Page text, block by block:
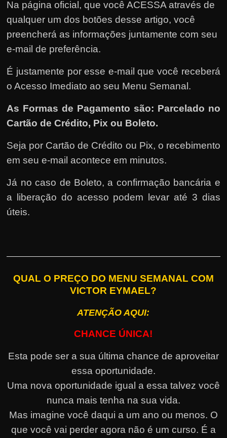
Na página oficial, que você ACESSA através de
qualquer um dos botões desse artigo, você
preencherá as informações juntamente com seu
e-mail de preferência.
É justamente por esse e-mail que você receberá
o Acesso Imediato ao seu Menu Semanal.
As Formas de Pagamento são: Parcelado no
Cartão de Crédito, Pix ou Boleto.
Seja por Cartão de Crédito ou Pix, o recebimento
em seu e-mail acontece em minutos.
Já no caso de Boleto, a confirmação bancária e
a liberação do acesso podem levar até 3 dias
úteis.
QUAL O PREÇO DO MENU SEMANAL COM
VICTOR EYMAEL?
ATENÇÃO AQUI:
CHANCE ÚNICA!
Esta pode ser a sua última chance de aproveitar
essa oportunidade.
Uma nova oportunidade igual a essa talvez você
nunca mais tenha na sua vida.
Mas imagine você daqui a um ano ou menos. O
que você vai perder agora não é um curso. É a